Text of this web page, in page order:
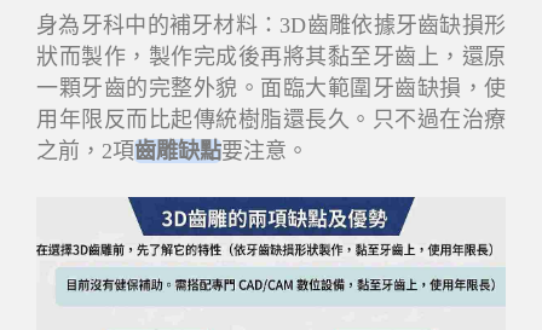
身為牙科中的補牙材料：3D齒雕依據牙齒缺損形
狀而製作，製作完成後再將其黏至牙齒上，還原
一顆牙齒的完整外貌。面臨大範圍牙齒缺損，使
用年限反而比起傳統樹脂還長久。只不過在治療
之前，2項齒雕缺點要注意。